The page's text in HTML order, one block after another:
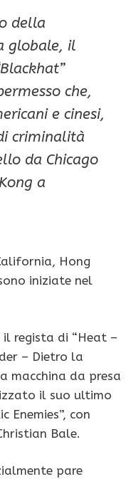
della
globale, il
che,
e cinesi,
criminalità
da Chicago
a
Hong
iniziate nel
regista di “Heat –
– Dietro la
macchina da presa
il suo ultimo
Enemies”, con
Bale.
pare